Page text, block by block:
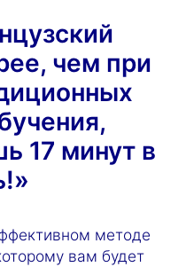
чем при
17 минут в
методе
вам будет